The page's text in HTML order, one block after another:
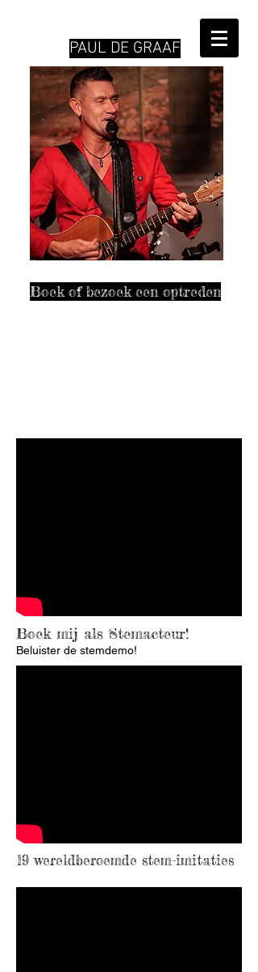
PAUL DE GRAAF
Boek of bezoek een optreden
Boek mij als Stemacteur!
Beluister de stemdemo!
19 wereldberoemde stem-imitaties